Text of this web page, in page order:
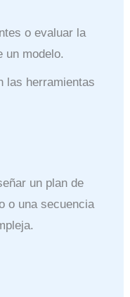
o evaluar la
un modelo.
las herramientas
un plan de
o una secuencia